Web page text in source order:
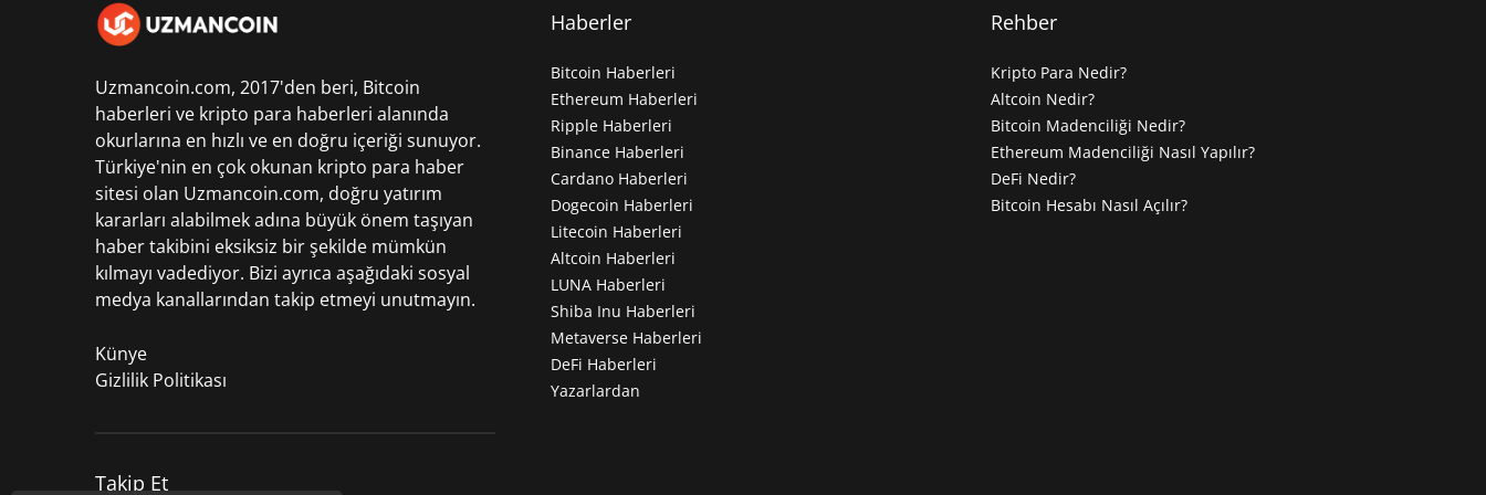
Uzmancoin.com, 2017'den beri, Bitcoin
haberleri ve kripto para haberleri alanında
okurlarına en hızlı ve en doğru içeriği sunuyor.
Türkiye'nin en çok okunan kripto para haber
sitesi olan Uzmancoin.com, doğru yatırım
kararları alabilmek adına büyük önem taşıyan
haber takibini eksiksiz bir şekilde mümkün
kılmayı vadediyor. Bizi ayrıca aşağıdaki sosyal
medya kanallarından takip etmeyi unutmayın.
Künye
Gizlilik Politikası
Takip Et
Haberler
Bitcoin Haberleri
Ethereum Haberleri
Ripple Haberleri
Binance Haberleri
Cardano Haberleri
Dogecoin Haberleri
Litecoin Haberleri
Altcoin Haberleri
LUNA Haberleri
Shiba Inu Haberleri
Metaverse Haberleri
DeFi Haberleri
Yazarlardan
Rehber
Kripto Para Nedir?
Altcoin Nedir?
Bitcoin Madenciliği Nedir?
Ethereum Madenciliği Nasıl Yapılır?
DeFi Nedir?
Bitcoin Hesabı Nasıl Açılır?